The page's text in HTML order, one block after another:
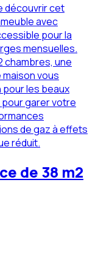
découvrir cet
avec
pour la
mensuelles.
une
vous
les beaux
pour garer votre
de gaz à effets
réduit.
de 38 m2